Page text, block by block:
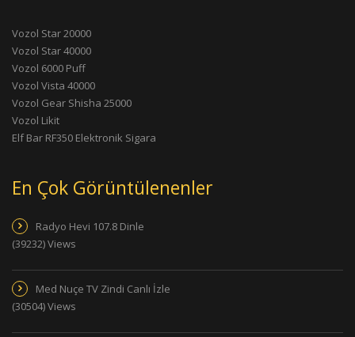
Vozol Star 20000
Vozol Star 40000
Vozol 6000 Puff
Vozol Vista 40000
Vozol Gear Shisha 25000
Vozol Likit
Elf Bar RF350 Elektronik Sigara
En Çok Görüntülenenler
Radyo Hevi 107.8 Dinle
(39232) Views
Med Nuçe TV Zindi Canlı İzle
(30504) Views